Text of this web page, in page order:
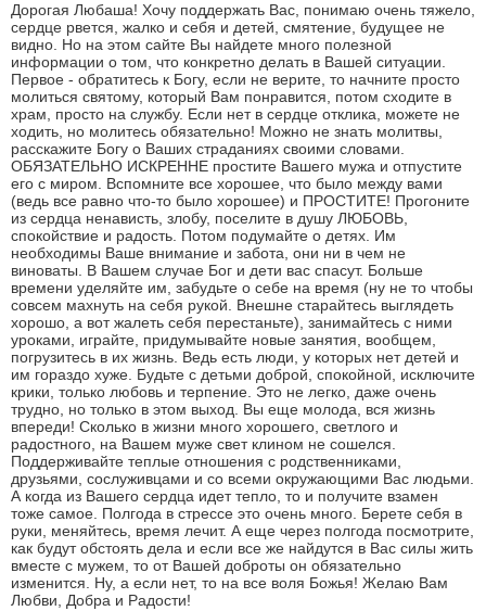
Дорогая Любаша! Хочу поддержать Вас, понимаю очень тяжело,
сердце рвется, жалко и себя и детей, смятение, будущее не
видно. Но на этом сайте Вы найдете много полезной
информации о том, что конкретно делать в Вашей ситуации.
Первое - обратитесь к Богу, если не верите, то начните просто
молиться святому, который Вам понравится, потом сходите в
храм, просто на службу. Если нет в сердце отклика, можете не
ходить, но молитесь обязательно! Можно не знать молитвы,
расскажите Богу о Ваших страданиях своими словами.
ОБЯЗАТЕЛЬНО ИСКРЕННЕ простите Вашего мужа и отпустите
его с миром. Вспомните все хорошее, что было между вами
(ведь все равно что-то было хорошее) и ПРОСТИТЕ! Прогоните
из сердца ненависть, злобу, поселите в душу ЛЮБОВЬ,
спокойствие и радость. Потом подумайте о детях. Им
необходимы Ваше внимание и забота, они ни в чем не
виноваты. В Вашем случае Бог и дети вас спасут. Больше
времени уделяйте им, забудьте о себе на время (ну не то чтобы
совсем махнуть на себя рукой. Внешне старайтесь выглядеть
хорошо, а вот жалеть себя перестаньте), занимайтесь с ними
уроками, играйте, придумывайте новые занятия, вообщем,
погрузитесь в их жизнь. Ведь есть люди, у которых нет детей и
им гораздо хуже. Будьте с детьми доброй, спокойной, исключите
крики, только любовь и терпение. Это не легко, даже очень
трудно, но только в этом выход. Вы еще молода, вся жизнь
впереди! Сколько в жизни много хорошего, светлого и
радостного, на Вашем муже свет клином не сошелся.
Поддерживайте теплые отношения с родственниками,
друзьями, сослуживцами и со всеми окружающими Вас людьми.
А когда из Вашего сердца идет тепло, то и получите взамен
тоже самое. Полгода в стрессе это очень много. Берете себя в
руки, меняйтесь, время лечит. А еще через полгода посмотрите,
как будут обстоять дела и если все же найдутся в Вас силы жить
вместе с мужем, то от Вашей доброты он обязательно
изменится. Ну, а если нет, то на все воля Божья! Желаю Вам
Любви, Добра и Радости!